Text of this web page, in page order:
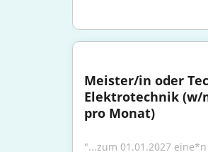
Meister/in oder
Elektrotechnik (w/
pro Monat)
"...zum 01.01.2027 eine*n